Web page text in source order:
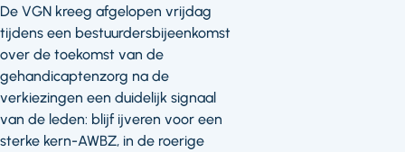
De VGN kreeg afgelopen vrijdag
tijdens een bestuurdersbijeenkomst
over de toekomst van de
gehandicaptenzorg na de
verkiezingen een duidelijk signaal
van de leden: blijf ijveren voor een
sterke kern-AWBZ, in de roerige